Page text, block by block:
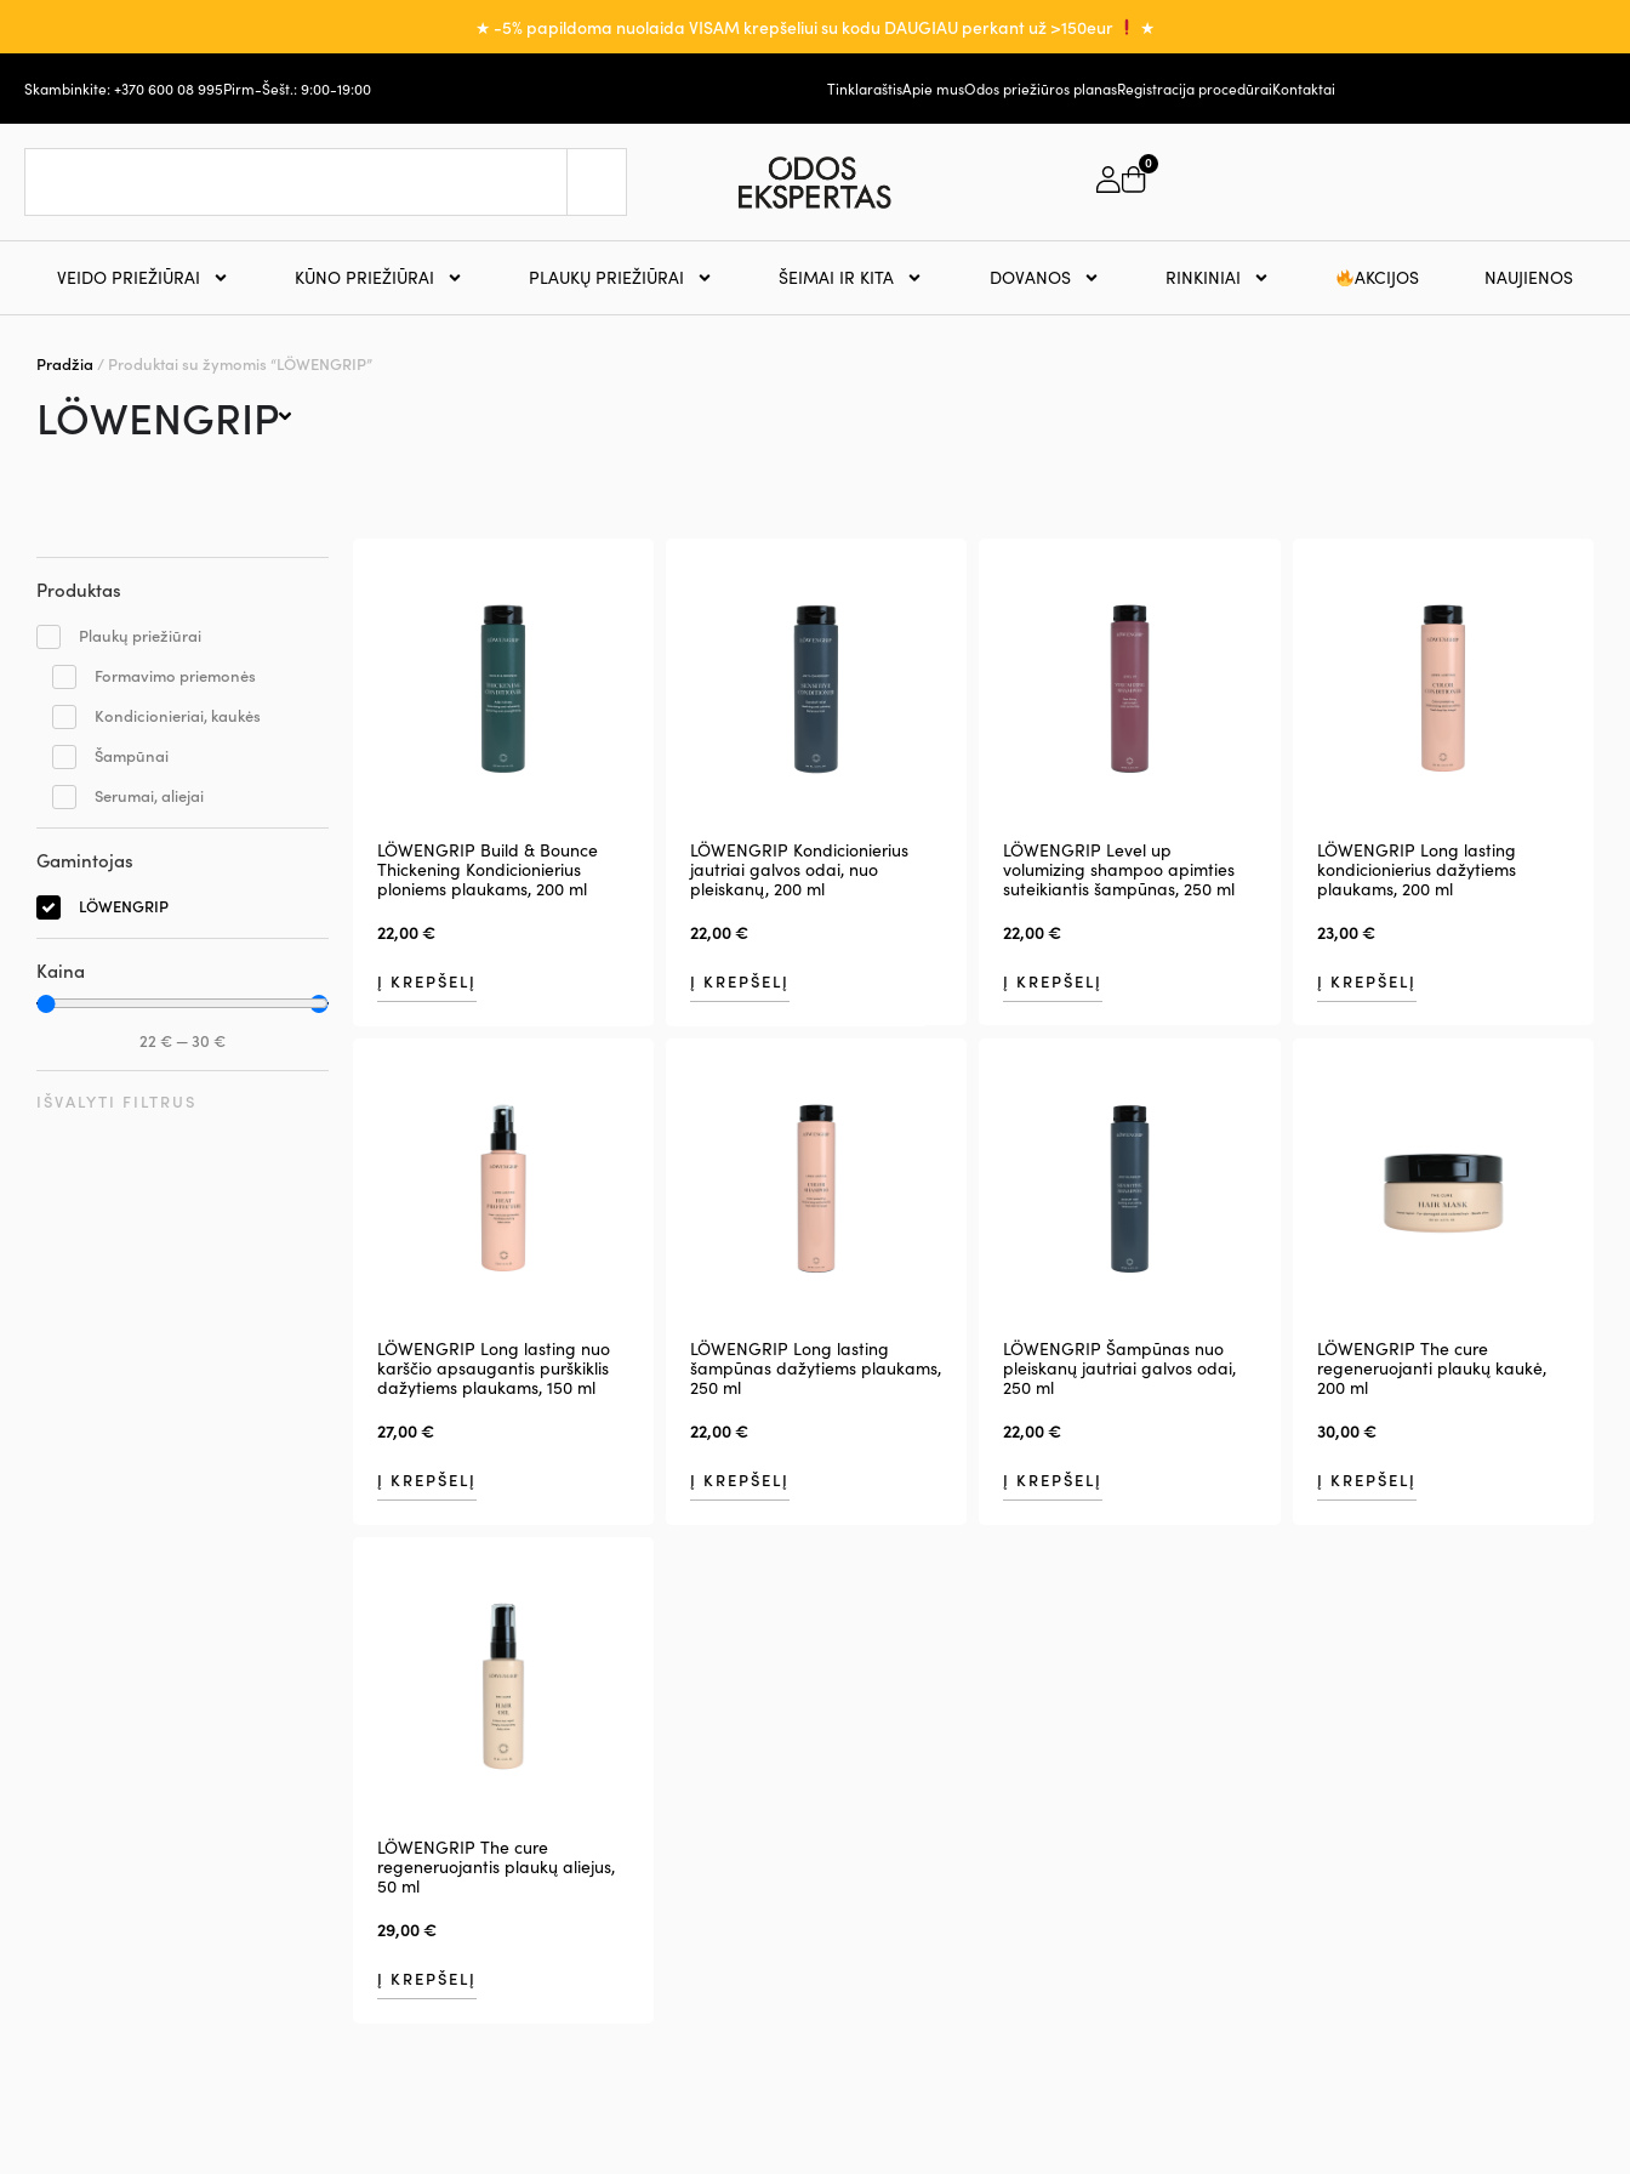
★ -5% papildoma nuolaida VISAM krepšeliui su kodu DAUGIAU perkant už >150eur ★
Skambinkite: +370 600 08 995Pirm-Šešt.: 9:00-19:00 TinklaraštisApie musOdos priežiūros planasRegistracija procedūraiKontaktai
0
VEIDO PRIEŽIŪRAI KŪNO PRIEŽIŪRAI PLAUKŲ PRIEŽIŪRAI ŠEIMAI IR KITA DOVANOS RINKINIAI AKCIJOS NAUJIENOS
Pradžia / Produktai su žymomis “LÖWENGRIP”
LÖWENGRIP
Produktas
Plaukų priežiūrai
Formavimo priemonės
Kondicionieriai, kaukės
Šampūnai
Serumai, aliejai
Gamintojas
LÖWENGRIP
Kaina
22 €—30 €
IŠVALYTI FILTRUS
LÖWENGRIP Build & Bounce
Thickening Kondicionierius
ploniems plaukams, 200 ml
22,00€
Į KREPŠELĮ
LÖWENGRIP Kondicionierius
jautriai galvos odai, nuo
pleiskanų, 200 ml
22,00€
Į KREPŠELĮ
LÖWENGRIP Level up
volumizing shampoo apimties
suteikiantis šampūnas, 250 ml
22,00€
Į KREPŠELĮ
LÖWENGRIP Long lasting
kondicionierius dažytiems
plaukams, 200 ml
23,00€
Į KREPŠELĮ
LÖWENGRIP Long lasting nuo
karščio apsaugantis purškiklis
dažytiems plaukams, 150 ml
27,00€
Į KREPŠELĮ
LÖWENGRIP Long lasting
šampūnas dažytiems plaukams,
250 ml
22,00€
Į KREPŠELĮ
LÖWENGRIP Šampūnas nuo
pleiskanų jautriai galvos odai,
250 ml
22,00€
Į KREPŠELĮ
LÖWENGRIP The cure
regeneruojanti plaukų kaukė,
200 ml
30,00€
Į KREPŠELĮ
LÖWENGRIP The cure
regeneruojantis plaukų aliejus,
50 ml
29,00€
Į KREPŠELĮ